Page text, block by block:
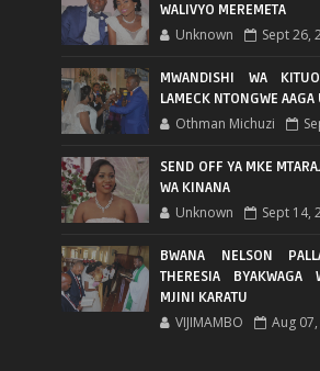
WALIVYO MEREMETA
Unknown Sept 26,
MWANDISHI WA
LAMECK NTONGWE AAGA
Othman Michuzi
SEND OFF YA MKE
WA KINANA
Unknown Sept 14,
BWANA NELSON
THERESIA BYAKWAGA
MJINI KARATU
VIJIMAMBO Aug